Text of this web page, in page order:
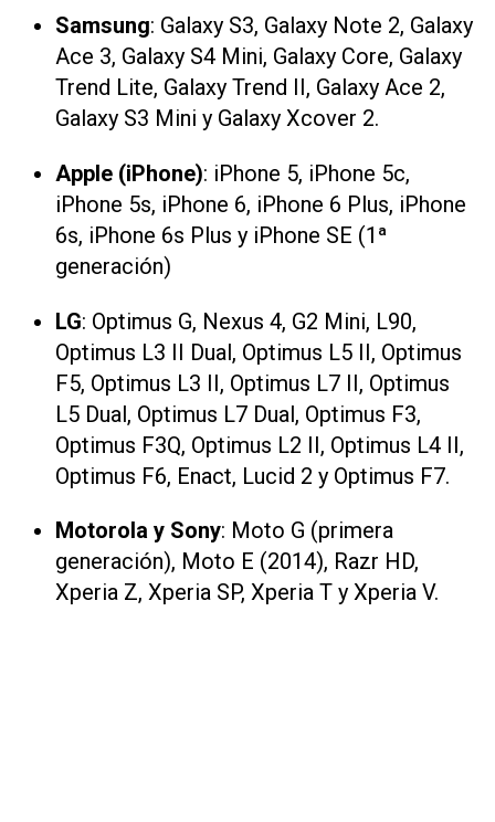
Samsung: Galaxy S3, Galaxy Note 2, Galaxy
Ace 3, Galaxy S4 Mini, Galaxy Core, Galaxy
Trend Lite, Galaxy Trend II, Galaxy Ace 2,
Galaxy S3 Mini y Galaxy Xcover 2.
Apple (iPhone): iPhone 5, iPhone 5c,
iPhone 5s, iPhone 6, iPhone 6 Plus, iPhone
6s, iPhone 6s Plus y iPhone SE (1ª
generación)
LG: Optimus G, Nexus 4, G2 Mini, L90,
Optimus L3 II Dual, Optimus L5 II, Optimus
F5, Optimus L3 II, Optimus L7 II, Optimus
L5 Dual, Optimus L7 Dual, Optimus F3,
Optimus F3Q, Optimus L2 II, Optimus L4 II,
Optimus F6, Enact, Lucid 2 y Optimus F7.
Motorola y Sony: Moto G (primera
generación), Moto E (2014), Razr HD,
Xperia Z, Xperia SP, Xperia T y Xperia V.